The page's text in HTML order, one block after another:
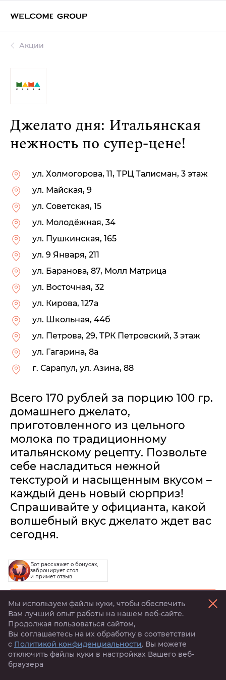
Акции
Поделиться
Джелато дня: Итальянская
нежность по супер-цене!
ул. Холмогорова, 11, ТРЦ Талисман, 3 этаж
ул. Майская, 9
ул. Советская, 15
ул. Молодёжная, 34
ул. Пушкинская, 165
ул. 9 Января, 211
ул. Баранова, 87, Молл Матрица
ул. Восточная, 32
ул. Кирова, 127а
ул. Школьная, 44б
ул. Петрова, 29, ТРК Петровский, 3 этаж
ул. Гагарина, 8а
г. Сарапул, ул. Азина, 88
Всего 170 рублей за порцию 100 гр.
домашнего джелато,
приготовленного из цельного
молока по традиционному
итальянскому рецепту. Позвольте
себе насладиться нежной
текстурой и насыщенным вкусом –
каждый день новый сюрприз!
Спрашивайте у официанта, какой
волшебный вкус джелато ждет вас
сегодня.
Забронировать стол
Бот расскажет о бонусах,
забронирует стол
и примет отзыв
Мы используем файлы куки, чтобы обеспечить
Вам лучший опыт работы на нашем веб-сайте.
Продолжая пользоваться сайтом,
Вы соглашаетесь на их обработку в соответствии
с Политикой конфиденциальности. Вы можете
отключить файлы куки в настройках Вашего веб-
браузера
Активируй
тигрокоины